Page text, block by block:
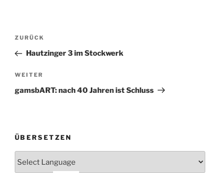
Beitrags-
Vorheriger
Beitrag
ZURÜCK
Hautzinger 3 im Stockwerk
Nächster
Beitrag
WEITER
gamsbART: nach 40 Jahren ist Schluss
ÜBERSETZEN